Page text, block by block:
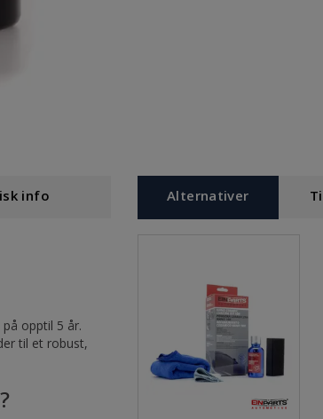
info
opptil 5 år.
til et robust,
Alternativer